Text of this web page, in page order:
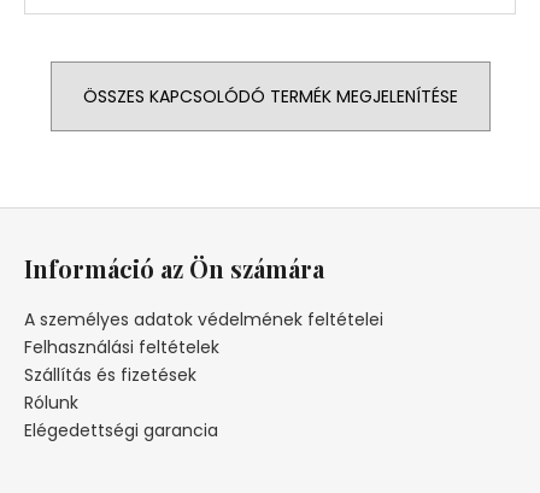
ÖSSZES KAPCSOLÓDÓ TERMÉK MEGJELENÍTÉSE
Információ az Ön számára
A személyes adatok védelmének feltételei
Felhasználási feltételek
Szállítás és fizetések
Rólunk
Elégedettségi garancia